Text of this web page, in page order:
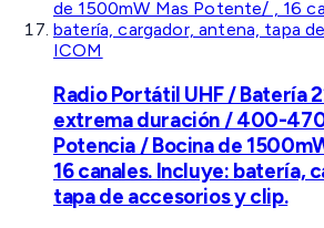
ICOM
Radio Portátil UHF / Batería
extrema duración / 400-470
Potencia / Bocina de
16 canales. Incluye: batería,
tapa de accesorios y clip.